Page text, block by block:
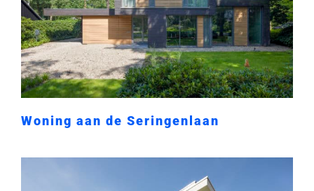
Woning aan de Seringenlaan